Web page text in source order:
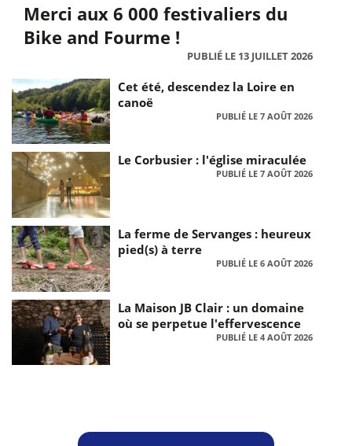
Merci aux 6 000 festivaliers du
Bike and Fourme !
PUBLIÉ LE 13 JUILLET 2026
Cet été, descendez la Loire en
canoë
PUBLIÉ LE 7 AOÛT 2026
Le Corbusier : l'église miraculée
PUBLIÉ LE 7 AOÛT 2026
La ferme de Servanges : heureux
pied(s) à terre
PUBLIÉ LE 6 AOÛT 2026
La Maison JB Clair : un domaine
où se perpetue l'effervescence
PUBLIÉ LE 4 AOÛT 2026